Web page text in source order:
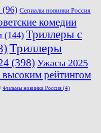
(96) Сериалы новинки Россия
комедии
(144) Триллеры с
Триллеры
(398) Ужасы 2025
рейтингом
Фильмы новинки Россия (4)